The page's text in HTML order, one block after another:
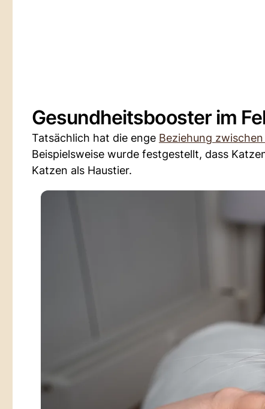
Gesundheitsbooster im
Tatsächlich hat die enge Beziehung
Beispielsweise wurde festgestellt, dass
Katzen als Haustier.